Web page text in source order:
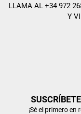
LLAMA AL +34 972
Y
¡Sé el primero